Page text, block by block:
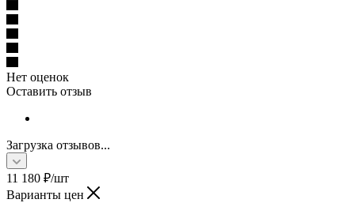
Нет оценок
Оставить отзыв
Загрузка отзывов...
11 180 ₽/шт
Варианты цен